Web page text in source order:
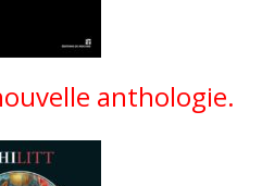
anthologie.